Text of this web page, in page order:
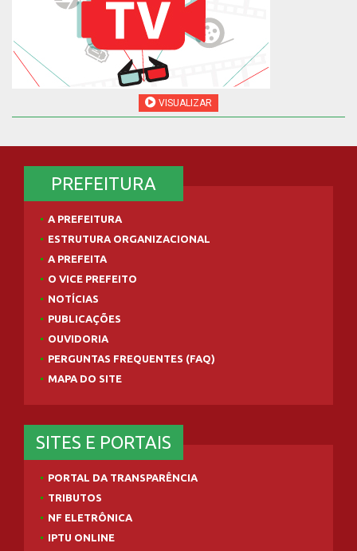
VISUALIZAR
PREFEITURA
A PREFEITURA
ESTRUTURA ORGANIZACIONAL
A PREFEITA
O VICE PREFEITO
NOTÍCIAS
PUBLICAÇÕES
OUVIDORIA
PERGUNTAS FREQUENTES (FAQ)
MAPA DO SITE
SITES E PORTAIS
PORTAL DA TRANSPARÊNCIA
TRIBUTOS
NF ELETRÔNICA
IPTU ONLINE